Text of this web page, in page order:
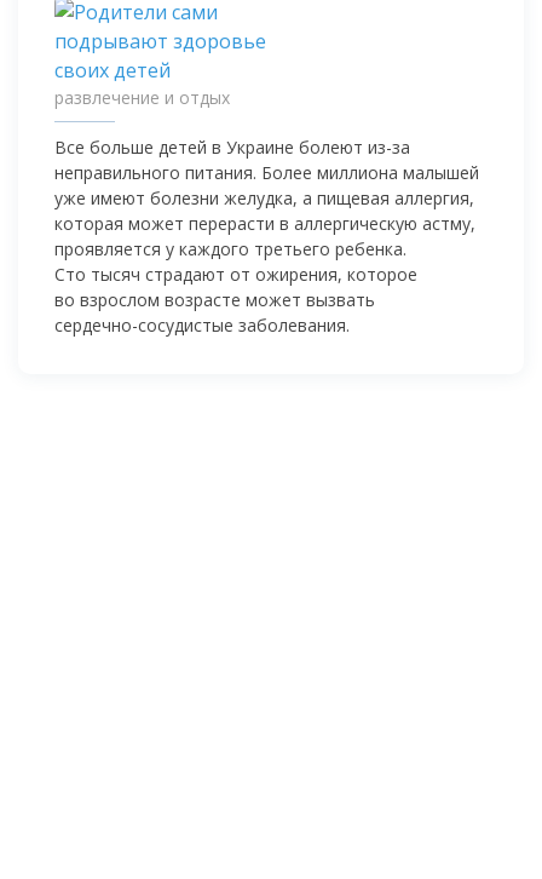
развлечение и отдых
Все больше детей в Украине болеют из-за
неправильного питания. Более миллиона малышей
уже имеют болезни желудка, а пищевая аллергия,
которая может перерасти в аллергическую астму,
проявляется у каждого третьего ребенка.
Сто тысяч страдают от ожирения, которое
во взрослом возрасте может вызвать
сердечно-сосудистые заболевания.